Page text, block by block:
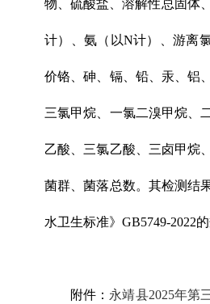
物、硫酸盐、溶解性总固体
计）、氨（以N计）、游离
价铬、砷、镉、铅、汞、铝
三氯甲烷、一氯二溴甲烷、
乙酸、三氯乙酸、三卤甲烷
菌群、菌落总数。其检测结
水卫生标准》GB5749-2022的
附件： 永靖县2025年第